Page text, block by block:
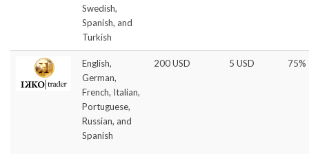
Swedish,
Spanish, and
Turkish
English,
German,
French, Italian,
Portuguese,
Russian, and
Spanish
200 USD 5 USD 75%